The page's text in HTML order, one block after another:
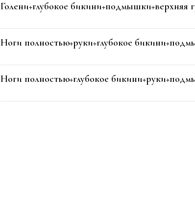
Голени+глубокое бикини+подмышки+верхняя
Ноги полностью+руки+глубокое
Ноги полностью+глубокое